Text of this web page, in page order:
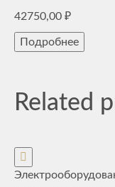
42750,00 ₽
Подробнее
Related